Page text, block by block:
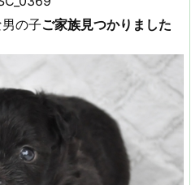
の子ご家族見つかりました